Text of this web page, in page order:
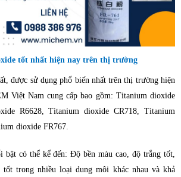
tốt nhất hiện nay trên thị trường
được sử dụng phổ biến nhất trên thị trường hiện
Việt Nam cung cấp bao gồm: Titanium dioxide
R6628, Titanium dioxide CR718, Titanium
dioxide FR767.
bật có thể kể đến: Độ bền màu cao, độ trắng tốt,
tốt trong nhiều loại dung môi khác nhau và khả